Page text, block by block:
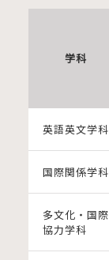
学科
英語英文学科
国際関係学科
多文化・国際
協力学科